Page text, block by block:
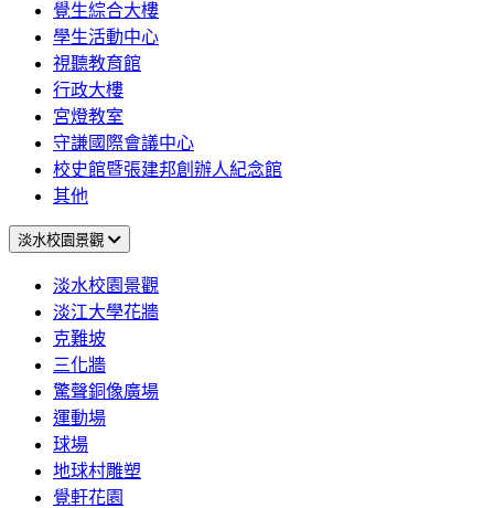
覺生綜合大樓
學生活動中心
視聽教育館
行政大樓
宮燈教室
守謙國際會議中心
校史館暨張建邦創辦人紀念館
其他
淡水校園景觀
淡水校園景觀
淡江大學花牆
克難坡
三化牆
驚聲銅像廣場
運動場
球場
地球村雕塑
覺軒花園